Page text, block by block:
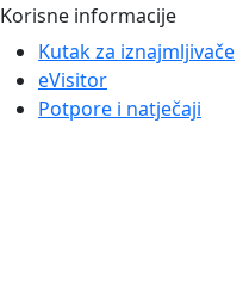
Korisne informacije
Kutak za iznajmljivače
eVisitor
Potpore i natječaji